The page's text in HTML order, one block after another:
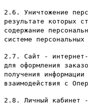
2.6. Уничтожение
результате которых
содержание
системе персональных
2.7. Сайт - интернет-
для оформления
получения
взаимодействия с
2.8. Личный кабинет